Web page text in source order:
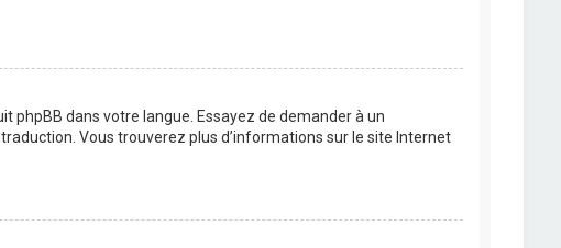
phpBB dans votre langue. Essayez de demander à un
Vous trouverez plus d’informations sur le site Internet